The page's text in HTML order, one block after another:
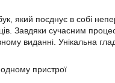
який поєднує в собі
Завдяки сучасним
виданні. Унікальна
одному пристрої